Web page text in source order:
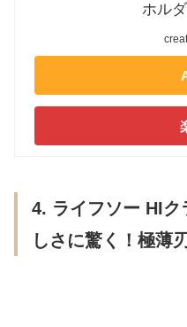
ホル
4. ライフソー HIク
しさに驚く！極薄